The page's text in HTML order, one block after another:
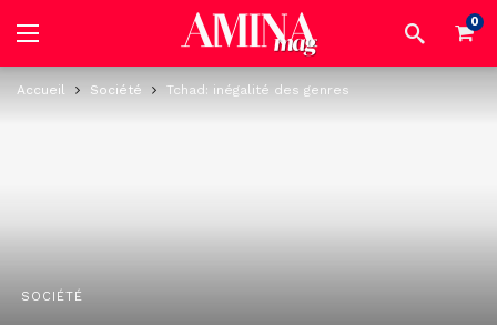
0
Accueil Société Tchad: inégalité des genres
SOCIÉTÉ